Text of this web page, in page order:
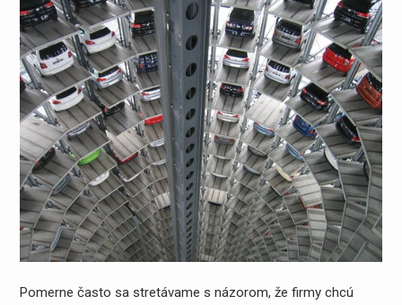
Pomerne často sa stretávame s názorom, že firmy chcú